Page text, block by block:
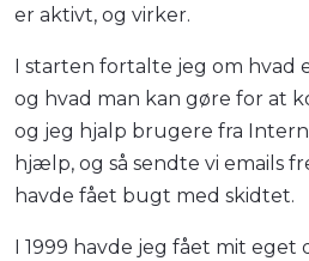
er aktivt, og virker.
I starten fortalte jeg om hvad
og hvad man kan gøre for at
og jeg hjalp brugere fra
hjælp, og så sendte vi emails
havde fået bugt med skidtet.
I 1999 havde jeg fået mit eget